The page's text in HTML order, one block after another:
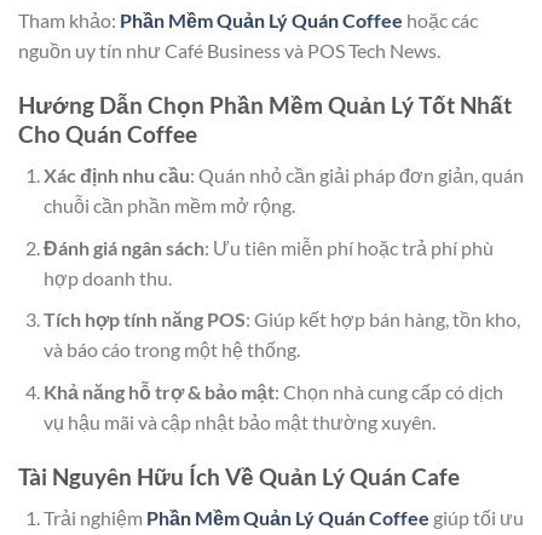
Tham khảo: Phần Mềm Quản Lý Quán Coffee hoặc các
nguồn uy tín như Café Business và POS Tech News.
Hướng Dẫn Chọn Phần Mềm Quản Lý Tốt Nhất
Cho Quán Coffee
Xác định nhu cầu: Quán nhỏ cần giải pháp đơn giản, quán
chuỗi cần phần mềm mở rộng.
Đánh giá ngân sách: Ưu tiên miễn phí hoặc trả phí phù
hợp doanh thu.
Tích hợp tính năng POS: Giúp kết hợp bán hàng, tồn kho,
và báo cáo trong một hệ thống.
Khả năng hỗ trợ & bảo mật: Chọn nhà cung cấp có dịch
vụ hậu mãi và cập nhật bảo mật thường xuyên.
Tài Nguyên Hữu Ích Về Quản Lý Quán Cafe
Trải nghiệm Phần Mềm Quản Lý Quán Coffee giúp tối ưu